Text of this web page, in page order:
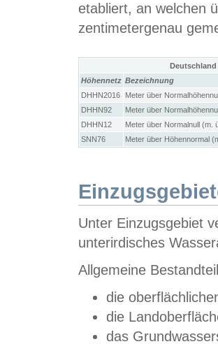
etabliert, an welchen
zentimetergenau
Höhennetz Bezeichnung
DHHN2016
Meter über
DHHN92
Meter über
DHHN12
Meter über Normalnull (m.
SNN76
Meter über Höhennormal
Unter Einzugsgebiet
unterirdisches
Allgemeine
die
die
das